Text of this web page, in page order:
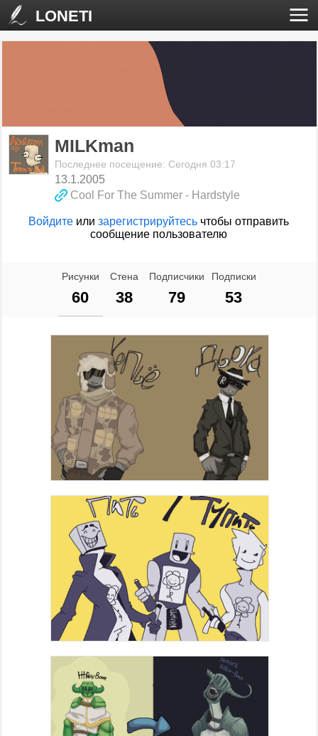
LONETI
MILKman
Последнее посещение: Сегодня 03:17
13.1.2005
Cool For The Summer - Hardstyle
Войдите илизарегистрируйтесь чтобы отправить
сообщение пользователю
Рисунки
60
Стена
38
Подписчики
79
Подписки
53